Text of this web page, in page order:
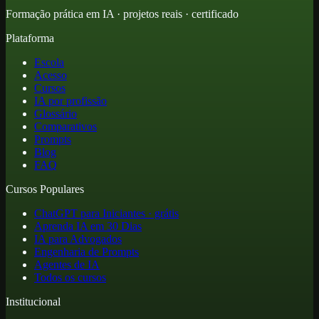
Formação prática em IA · projetos reais · certificado
Plataforma
Escola
Acesso
Cursos
IA por profissão
Glossário
Comparativos
Prompts
Blog
FAQ
Cursos Populares
ChatGPT para Iniciantes · grátis
Aprenda IA em 30 Dias
IA para Advogados
Engenharia de Prompts
Agentes de IA
Todos os cursos
Institucional